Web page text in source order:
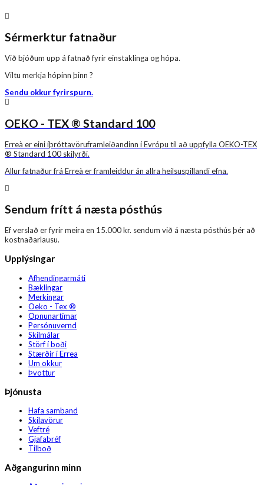
Sérmerktur fatnaður
Við bjóðum upp á fatnað fyrir einstaklinga og hópa.
Viltu merkja hópinn þinn ?
Sendu okkur fyrirspurn.
OEKO - TEX ® Standard 100
Erreà er eini íþróttavöruframleiðandinn í Evrópu til að uppfylla OEKO-TEX
® Standard 100 skilyrði.
Allur fatnaður frá Erreà er framleiddur án allra heilsuspillandi efna.
Sendum frítt á næsta pósthús
Ef verslað er fyrir meira en 15.000 kr. sendum við á næsta pósthús þér að
kostnaðarlausu.
Upplýsingar
Afhendingarmáti
Bæklingar
Merkingar
Oeko - Tex ®
Opnunartímar
Persónuvernd
Skilmálar
Störf í boði
Stærðir í Errea
Um okkur
Þvottur
Þjónusta
Hafa samband
Skilavörur
Veftré
Gjafabréf
Tilboð
Aðgangurinn minn